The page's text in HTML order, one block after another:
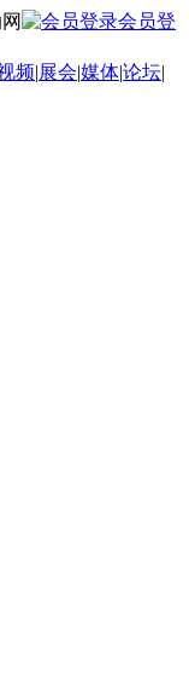
会员登
频|展会|媒体|论坛|